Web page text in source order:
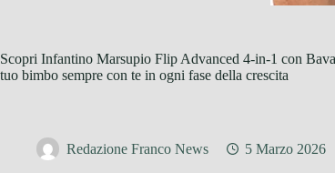
Scopri Infantino Marsupio Flip Advanced 4-in-1 con
tuo bimbo sempre con te in ogni fase della crescita
Redazione Franco News 5 Marzo 2026